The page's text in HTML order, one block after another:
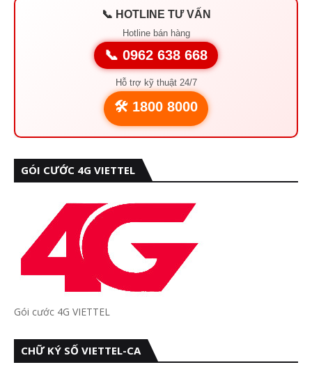
📞 HOTLINE TƯ VẤN
Hotline bán hàng
📞 0962 638 668
Hỗ trợ kỹ thuật 24/7
🛠️ 1800 8000
GÓI CƯỚC 4G VIETTEL
Gói cước 4G VIETTEL
CHỮ KÝ SỐ VIETTEL-CA